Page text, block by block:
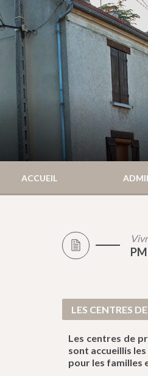
ACCUEIL
LES CENTRES
Les centres de
sont accueillis
pour les familles